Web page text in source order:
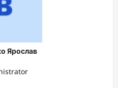
Ярослав